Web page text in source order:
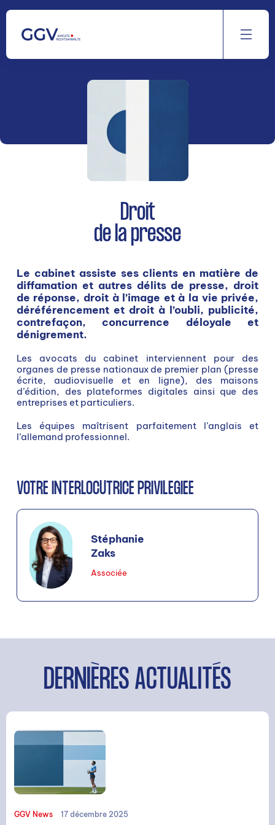
au
contenu
Droit
de la presse
Le cabinet assiste ses clients en matière de
diffamation et autres délits de presse, droit
de réponse, droit à l’image et à la vie privée,
déréférencement et droit à l’oubli, publicité,
contrefaçon, concurrence déloyale et
dénigrement.
Les avocats du cabinet interviennent pour des
organes de presse nationaux de premier plan (presse
écrite, audiovisuelle et en ligne), des maisons
d’édition, des plateformes digitales ainsi que des
entreprises et particuliers.
Les équipes maîtrisent parfaitement l’anglais et
l’allemand professionnel.
VOTRE INTERLOCUTRICE PRIVILÉGIÉE
Stéphanie
Zaks
Associée
DERNIÈRES ACTUALITÉS
GGV News 17 décembre 2025